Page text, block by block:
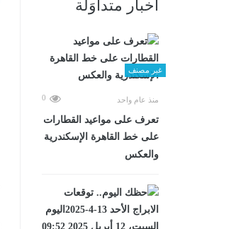
أخبار متداوَلة
غير مصنف
منذ عام واحد 0
تعرف على مواعيد القطارات
على خط القاهرة الإسكندرية
والعكس